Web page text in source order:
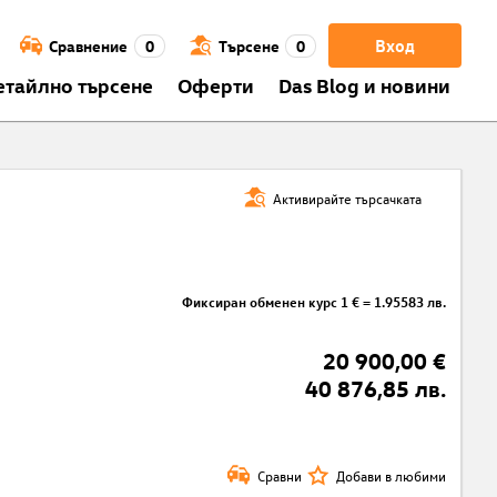
Вход
Сравнение 0 Търсене 0
търсене Оферти Das Blog и новини
Активирайте търсачката
Фиксиран обменен курс 1 € = 1.95583 лв.
20 900,00 €
40 876,85 лв.
Сравни Добави в любими